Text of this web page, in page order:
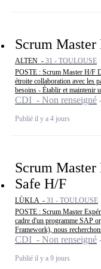
Scrum Master
ALTEN - 31 - TOULOUSE
POSTE : Scrum Master H/F
étroite collaboration avec les
besoins - Établir et maintenir
CDI - Non renseigné
Publié il y a 4 jours
Scrum
Safe H/F
LÙKLA - 31 - TOULOUSE
POSTE : Scrum Master
cadre d'un programme SAP
Framework), nous
CDI - Non renseigné
Publié il y a 9 jours